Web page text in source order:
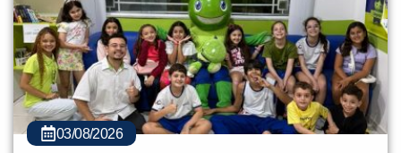
03/08/2026